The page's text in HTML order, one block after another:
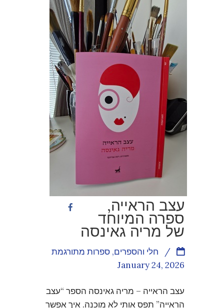
עצב הראייה,
ספרה המיוחד
של מריה גאינסה
חלי והספרים, ספרות מתורגמת
/
January 24, 2026
עצב הראייה – מריה גאינסה הספר “עצב
הראייה” תפס אותי לא מוכנה. איך אפשר